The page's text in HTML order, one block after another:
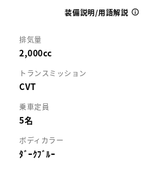
装備説明/用語解説
排気量
2,000cc
トランスミッション
CVT
乗車定員
5名
ボディカラー
ﾀﾞｰｸﾌﾞﾙｰ